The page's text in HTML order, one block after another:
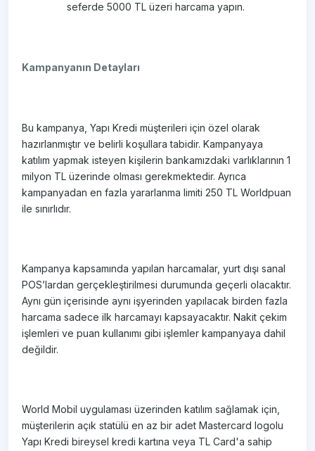
seferde 5000 TL üzeri harcama yapın.
Kampanyanın Detayları
Bu kampanya, Yapı Kredi müşterileri için özel olarak
hazırlanmıştır ve belirli koşullara tabidir. Kampanyaya
katılım yapmak isteyen kişilerin bankamızdaki varlıklarının 1
milyon TL üzerinde olması gerekmektedir. Ayrıca
kampanyadan en fazla yararlanma limiti 250 TL Worldpuan
ile sınırlıdır.
Kampanya kapsamında yapılan harcamalar, yurt dışı sanal
POS’lardan gerçekleştirilmesi durumunda geçerli olacaktır.
Aynı gün içerisinde aynı işyerinden yapılacak birden fazla
harcama sadece ilk harcamayı kapsayacaktır. Nakit çekim
işlemleri ve puan kullanımı gibi işlemler kampanyaya dahil
değildir.
World Mobil uygulaması üzerinden katılım sağlamak için,
müşterilerin açık statülü en az bir adet Mastercard logolu
Yapı Kredi bireysel kredi kartına veya TL Card'a sahip